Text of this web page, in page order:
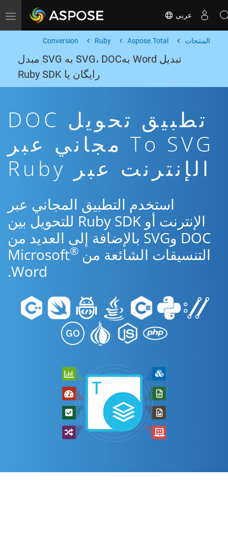
Toggle navigation عربي
المنتجات Aspose.Total
Ruby
Conversion
تبدیل Word بهSVG، DOC به SVG مبدل
رایگان یا Ruby SDK
تطبيق تحويل DOC
To SVG مجاني عبر
الإنترنت عبر Ruby
استخدم التطبيق المجاني عبر
الإنترنت أو Ruby SDK للتحويل بين
DOC وSVG بالإضافة إلى العديد من
التنسيقات الشائعة من Microsoft ®
Word.